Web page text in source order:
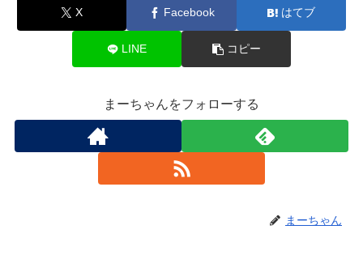
X Facebook はてブ
LINE コピー
まーちゃんをフォローする
まーちゃん